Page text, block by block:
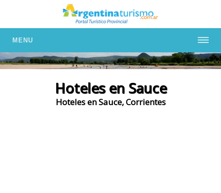
MENU
Hoteles en Sauce
Hoteles en Sauce, Corrientes